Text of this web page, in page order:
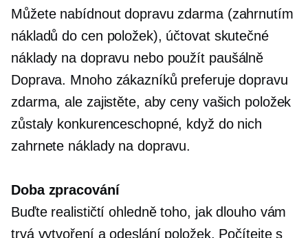
Můžete nabídnout dopravu zdarma (zahrnutím
nákladů do cen položek), účtovat skutečné
náklady na dopravu nebo použít paušálně
Doprava. Mnoho zákazníků preferuje dopravu
zdarma, ale zajistěte, aby ceny vašich položek
zůstaly konkurenceschopné, když do nich
zahrnete náklady na dopravu.
Doba zpracování
Buďte realističtí ohledně toho, jak dlouho vám
trvá vytvoření a odeslání položek. Počítejte s